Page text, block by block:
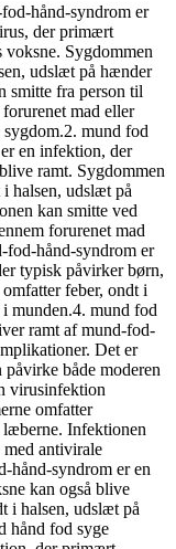
hånd-syndrom er
der primært
Sygdommen
udslæt på hænder
smitte fra person til
mad eller
mund fod
en infektion, der
ramt. Sygdommen
i halsen, udslæt på
kan smitte ved
forurenet mad
fod-hånd-syndrom er
typisk påvirker børn,
feber, ondt i
munden.4. mund fod
ramt af mund-fod-
Det er
både moderen
virusinfektion
omfatter
Infektionen
antivirale
hånd-syndrom er en
kan også blive
i halsen, udslæt på
hånd fod syge